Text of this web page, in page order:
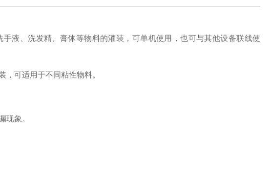
、洗发精、膏体等物料的灌装，可单机使用，也可与其他设备联线使
可适用于不同粘性物料。
象。